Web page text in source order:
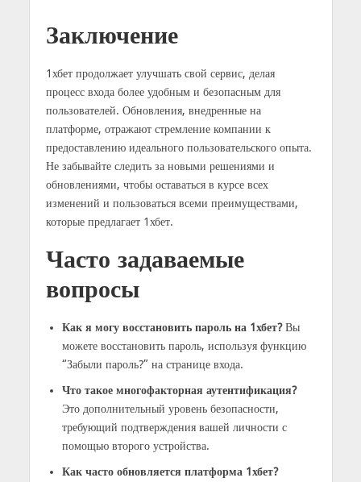
Заключение
1хбет продолжает улучшать свой сервис, делая
процесс входа более удобным и безопасным для
пользователей. Обновления, внедренные на
платформе, отражают стремление компании к
предоставлению идеального пользовательского опыта.
Не забывайте следить за новыми решениями и
обновлениями, чтобы оставаться в курсе всех
изменений и пользоваться всеми преимуществами,
которые предлагает 1хбет.
Часто задаваемые
вопросы
Как я могу восстановить пароль на 1хбет?Вы
можете восстановить пароль, используя функцию
“Забыли пароль?” на странице входа.
Что такое многофакторная аутентификация?
Это дополнительный уровень безопасности,
требующий подтверждения вашей личности с
помощью второго устройства.
Как часто обновляется платформа 1хбет?